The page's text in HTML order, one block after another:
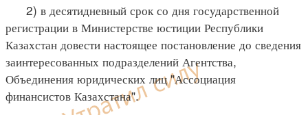
2) в десятидневный срок со дня государственной
регистрации в Министерстве юстиции Республики
Казахстан довести настоящее постановление до сведения
заинтересованных подразделений Агентства,
Объединения юридических лиц "Ассоциация
финансистов Казахстана".